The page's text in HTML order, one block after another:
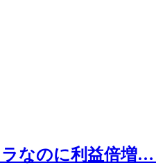
なのに利益倍増